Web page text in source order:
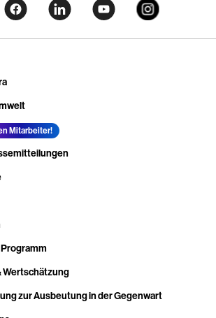
Mitarbeiter!
Wertschätzung
zur Ausbeutung in der Gegenwart